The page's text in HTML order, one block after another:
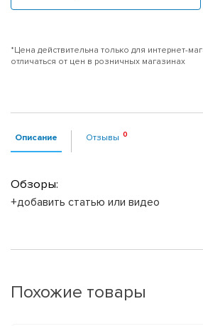
*Цена действительна только для интернет-
отличаться от цен в розничных магазинах
Описание Отзывы
Обзоры:
+добавить статью или видео
Похожие товары